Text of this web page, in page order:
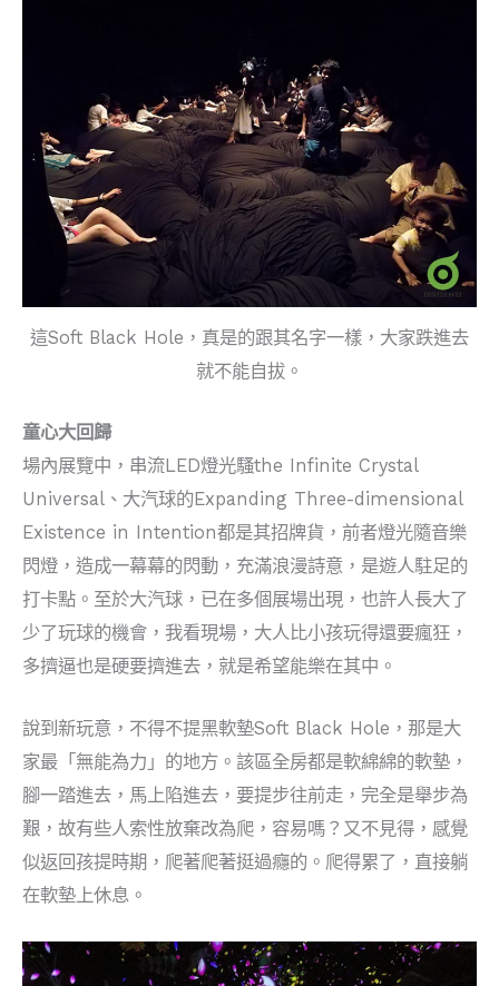
這Soft Black Hole，真是的跟其名字一樣，大家跌進去
就不能自拔。
童心大回歸
場內展覽中，串流LED燈光騷the Infinite Crystal
Universal、大汽球的Expanding Three-dimensional
Existence in Intention都是其招牌貨，前者燈光隨音樂
閃燈，造成一幕幕的閃動，充滿浪漫詩意，是遊人駐足的
打卡點。至於大汽球，已在多個展場出現，也許人長大了
少了玩球的機會，我看現場，大人比小孩玩得還要瘋狂，
多擠逼也是硬要擠進去，就是希望能樂在其中。
說到新玩意，不得不提黑軟墊Soft Black Hole，那是大
家最「無能為力」的地方。該區全房都是軟綿綿的軟墊，
腳一踏進去，馬上陷進去，要提步往前走，完全是舉步為
艱，故有些人索性放棄改為爬，容易嗎？又不見得，感覺
似返回孩提時期，爬著爬著挺過癮的。爬得累了，直接躺
在軟墊上休息。